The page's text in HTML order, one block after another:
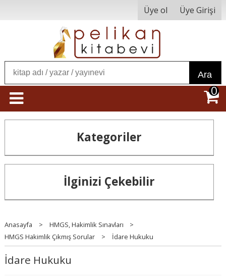
Üye ol Üye Girişi
Ara
0
Kategoriler
İlginizi Çekebilir
Anasayfa > HMGS, Hakimlik Sınavları
>
HMGS Hakimlik Çıkmış Sorular
> İdare Hukuku
İdare Hukuku